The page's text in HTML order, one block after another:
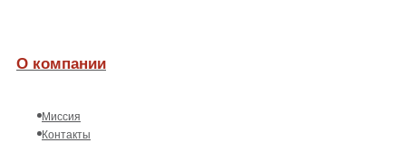
О компании
Миссия
Контакты